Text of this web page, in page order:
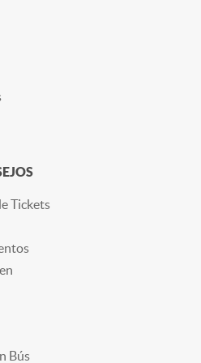
Tickets
Bús